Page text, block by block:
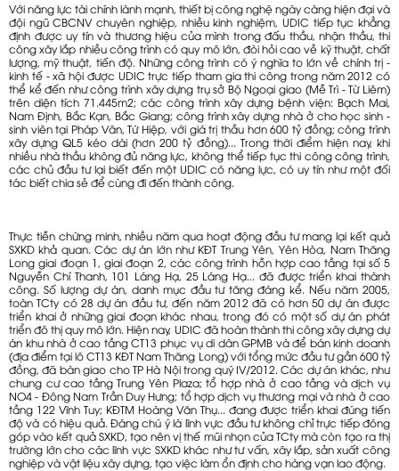
Với năng lực tài chính lành mạnh, thiết bị công nghệ ngày càng hiện đại và
đội ngũ CBCNV chuyên nghiệp, nhiều kinh nghiệm, UDIC tiếp tục khẳng
định được uy tín và thương hiệu của mình trong đấu thầu, nhận thầu, thi
công xây lắp nhiều công trình có quy mô lớn, đòi hỏi cao về kỹ thuật, chất
lượng, mỹ thuật, tiến độ. Những công trình có ý nghĩa to lớn về chính trị -
kinh tế - xã hội được UDIC trực tiếp tham gia thi công trong năm 2012 có
thể kể đến như công trình xây dựng trụ sở Bộ Ngoại giao (Mễ Trì - Từ Liêm)
trên diện tích 71.445m2; các công trình xây dựng bệnh viện: Bạch Mai,
Nam Định, Bắc Kạn, Bắc Giang; công trình xây dựng nhà ở cho học sinh -
sinh viên tại Pháp Vân, Tứ Hiệp, với giá trị thầu hơn 600 tỷ đồng; công trình
xây dựng QL5 kéo dài (hơn 200 tỷ đồng)... Trong thời điểm hiện nay, khi
nhiều nhà thầu không đủ năng lực, không thể tiếp tục thi công công trình,
các chủ đầu tư lại biết đến một UDIC có năng lực, có uy tín như một đối
tác biết chia sẻ để cùng đi đến thành công.
Thực tiễn chứng minh, nhiều năm qua hoạt động đầu tư mang lại kết quả
SXKD khả quan. Các dự án lớn như KĐT Trung Yên, Yên Hòa, Nam Thăng
Long giai đoạn 1, giai đoạn 2, các công trình hỗn hợp cao tầng tại số 5
Nguyễn Chí Thanh, 101 Láng Hạ, 25 Láng Hạ... đã được triển khai thành
công. Số lượng dự án, danh mục đầu tư tăng đáng kể. Nếu năm 2005,
toàn TCty có 28 dự án đầu tư, đến năm 2012 đã có hơn 50 dự án được
triển khai ở những giai đoạn khác nhau, trong đó có một số dự án phát
triển đô thị quy mô lớn. Hiện nay, UDIC đã hoàn thành thi công xây dựng dự
án khu nhà ở cao tầng CT13 phục vụ di dân GPMB và để bán kinh doanh
(địa điểm tại lô CT13 KĐT Nam Thăng Long) với tổng mức đầu tư gần 600 tỷ
đồng, đã bàn giao cho TP Hà Nội trong quý IV/2012. Các dự án khác, như
chung cư cao tầng Trung Yên Plaza; tổ hợp nhà ở cao tầng và dịch vụ
NO4 - Đông Nam Trần Duy Hưng; tổ hợp dịch vụ thương mại và nhà ở cao
tầng 122 Vĩnh Tuy; KĐTM Hoàng Văn Thụ... đang được triển khai đúng tiến
độ và có hiệu quả. Đáng chú ý là lĩnh vực đầu tư không chỉ trực tiếp đóng
góp vào kết quả SXKD, tạo nên vị thế mũi nhọn của TCty mà còn tạo ra thị
trường lớn cho các lĩnh vực SXKD khác như tư vấn, xây lắp, sản xuất công
nghiệp và vật liệu xây dựng, tạo việc làm ổn định cho hàng vạn lao động.